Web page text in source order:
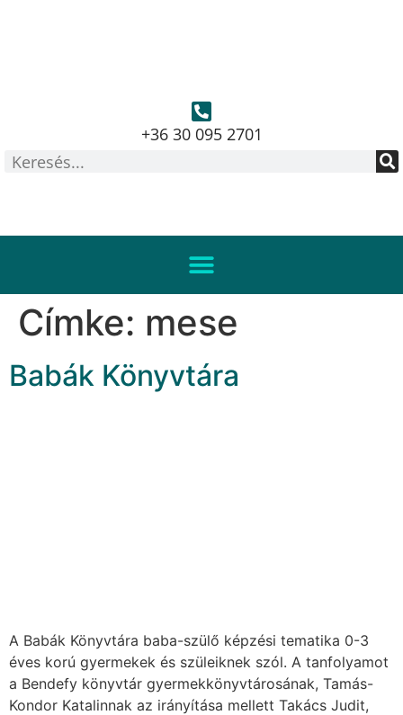
+36 30 095 2701
Címke: mese
Babák Könyvtára
A Babák Könyvtára baba-szülő képzési tematika 0-3
éves korú gyermekek és szüleiknek szól. A tanfolyamot
a Bendefy könyvtár gyermekkönyvtárosának, Tamás-
Kondor Katalinnak az irányítása mellett Takács Judit,